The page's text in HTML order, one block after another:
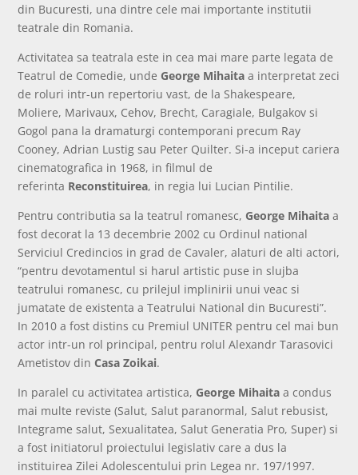
din Bucuresti, una dintre cele mai importante institutii
teatrale din Romania.
Activitatea sa teatrala este in cea mai mare parte legata de
Teatrul de Comedie, unde George Mihaita a interpretat zeci
de roluri intr-un repertoriu vast, de la Shakespeare,
Moliere, Marivaux, Cehov, Brecht, Caragiale, Bulgakov si
Gogol pana la dramaturgi contemporani precum Ray
Cooney, Adrian Lustig sau Peter Quilter. Si-a inceput cariera
cinematografica in 1968, in filmul de
referinta Reconstituirea, in regia lui Lucian Pintilie.
Pentru contributia sa la teatrul romanesc, George Mihaita a
fost decorat la 13 decembrie 2002 cu Ordinul national
Serviciul Credincios in grad de Cavaler, alaturi de alti actori,
“pentru devotamentul si harul artistic puse in slujba
teatrului romanesc, cu prilejul implinirii unui veac si
jumatate de existenta a Teatrului National din Bucuresti”.
In 2010 a fost distins cu Premiul UNITER pentru cel mai bun
actor intr-un rol principal, pentru rolul Alexandr Tarasovici
Ametistov din Casa Zoikai.
In paralel cu activitatea artistica, George Mihaita a condus
mai multe reviste (Salut, Salut paranormal, Salut rebusist,
Integrame salut, Sexualitatea, Salut Generatia Pro, Super) si
a fost initiatorul proiectului legislativ care a dus la
instituirea Zilei Adolescentului prin Legea nr. 197/1997.